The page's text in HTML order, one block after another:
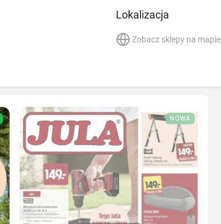
Lokalizacja
Zobacz sklepy na mapie
NOWA